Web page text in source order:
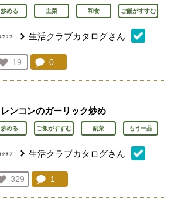
炒める 主菜 和食 ご飯がすすむ
生活クラブカタログさん
お気に入り登録：
19
人が登録
コメント：
0
レンコンのガーリック炒め
炒める ご飯がすすむ 副菜 もう一品
生活クラブカタログさん
お気に入り登録：
329
人が登録
コメント：
1